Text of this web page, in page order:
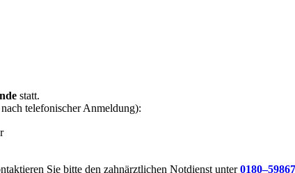
statt.
telefonischer Anmeldung):
Sie bitte den zahnärztlichen Notdienst unter